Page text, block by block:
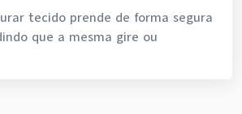
tecido prende de forma segura
que a mesma gire ou